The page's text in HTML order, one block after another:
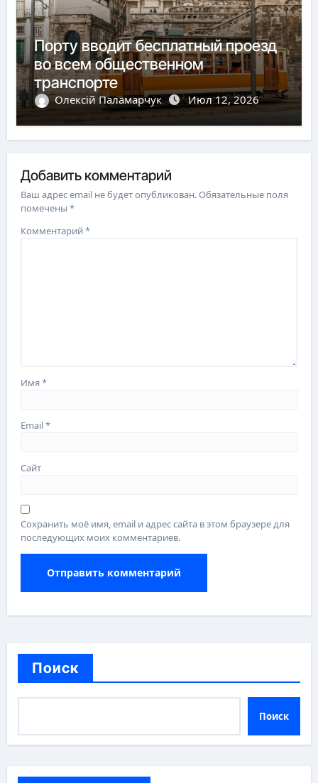
Порту вводит бесплатный проезд
во всем общественном
транспорте
Олексій Паламарчук Июл 12, 2026
Добавить комментарий
Ваш адрес email не будет опубликован.Обязательные поля
помечены*
Комментарий*
Имя*
Email*
Сайт
Сохранить моё имя, email и адрес сайта в этом браузере для
последующих моих комментариев.
Поиск
Поиск